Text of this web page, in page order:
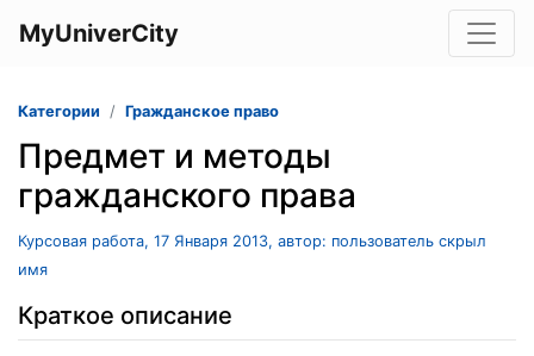
MyUniverCity
Категории Гражданское право
Предмет и методы
гражданского права
Курсовая работа, 17 Января 2013, автор: пользователь скрыл
имя
Краткое описание